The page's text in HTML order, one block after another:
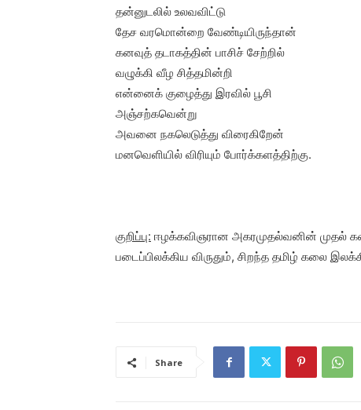
தன்னுடலில் உலவவிட்டு
தேச வரமொன்றை வேண்டியிருந்தான்
கனவுத் தடாகத்தின் பாசிச் சேற்றில்
வழுக்கி வீழ சித்தமின்றி
என்னைக் குழைத்து இரவில் பூசி
அஞ்சற்கவென்று
அவனை நகலெடுத்து விரைகிறேன்
மனவெளியில் விரியும் போர்க்களத்திற்கு.
குறிப்பு: ஈழக்கவிஞரான அகரமுதல்வனின் முதல்
படைப்பிலக்கிய விருதும், சிறந்த தமிழ் கலை
Share